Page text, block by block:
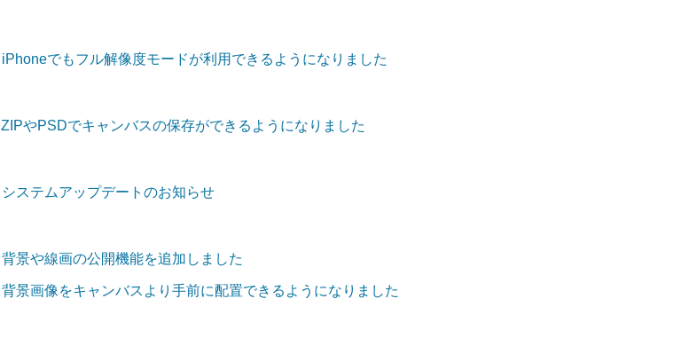
iPhoneでもフル解像度モードが利用できるようになりました
ZIPやPSDでキャンバスの保存ができるようになりました
システムアップデートのお知らせ
背景や線画の公開機能を追加しました
背景画像をキャンバスより手前に配置できるようになりました